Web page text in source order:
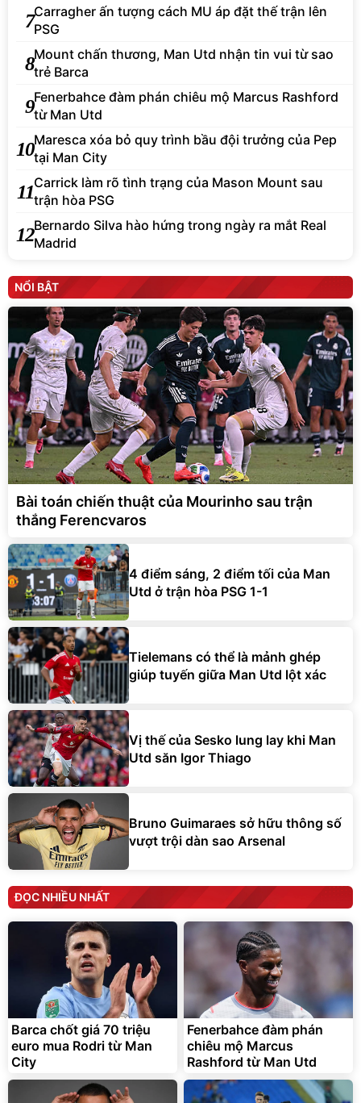
7Carragher ấn tượng cách MU áp đặt thế trận lên
PSG
8Mount chấn thương, Man Utd nhận tin vui từ sao
trẻ Barca
9Fenerbahce đàm phán chiêu mộ Marcus Rashford
từ Man Utd
10Maresca xóa bỏ quy trình bầu đội trưởng của Pep
tại Man City
11Carrick làm rõ tình trạng của Mason Mount sau
trận hòa PSG
12Bernardo Silva hào hứng trong ngày ra mắt Real
Madrid
NỔI BẬT
Bài toán chiến thuật của Mourinho sau trận
thắng Ferencvaros
4 điểm sáng, 2 điểm tối của Man
Utd ở trận hòa PSG 1-1
Tielemans có thể là mảnh ghép
giúp tuyến giữa Man Utd lột xác
Vị thế của Sesko lung lay khi Man
Utd săn Igor Thiago
Bruno Guimaraes sở hữu thông số
vượt trội dàn sao Arsenal
ĐỌC NHIỀU NHẤT
Barca chốt giá 70 triệu
euro mua Rodri từ Man
City
Fenerbahce đàm phán
chiêu mộ Marcus
Rashford từ Man Utd